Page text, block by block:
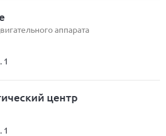
аппарата
1
центр
1